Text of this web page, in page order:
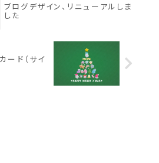
ブログデザイン、リニューアルしま
した
ード（サイ